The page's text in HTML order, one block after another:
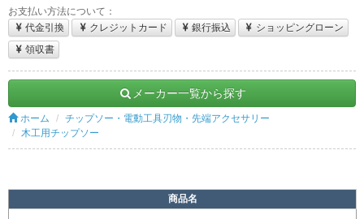
お支払い方法について：
代金引換
クレジットカード 銀行振込
ショッピングローン
領収書
メーカー一覧から探す
ホーム
チップソー・電動工具刃物・先端アクセサリー
木工用チップソー
商品名